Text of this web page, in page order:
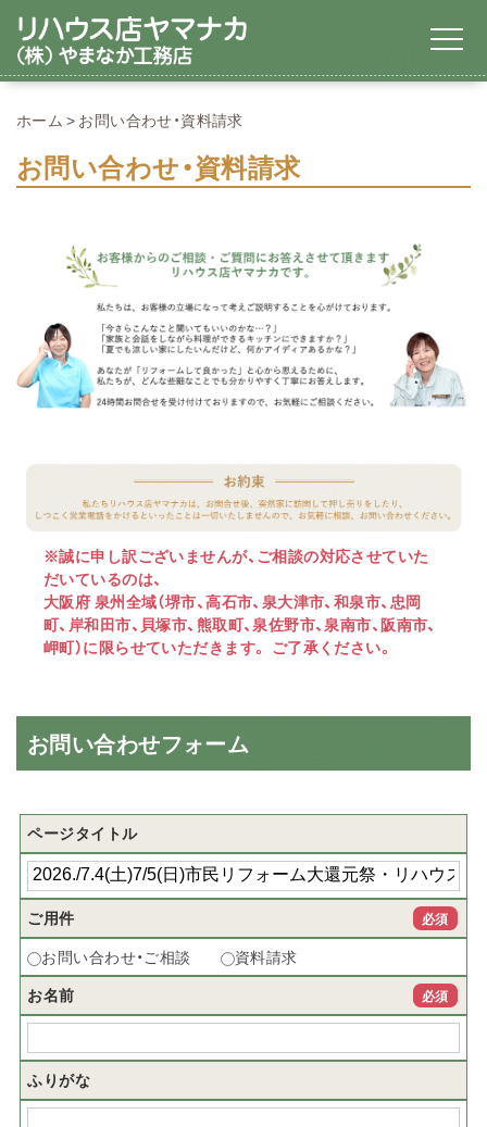
ホーム お問い合わせ・資料請求
お問い合わせ・資料請求
※誠に申し訳ございませんが、ご相談の対応させていた
だいているのは、
大阪府 泉州全域（堺市、高石市、泉大津市、和泉市、忠岡
町、岸和田市、貝塚市、熊取町、泉佐野市、泉南市、阪南市、
岬町）に限らせていただきます。 ご了承ください。
お問い合わせフォーム
ページタイトル
ご用件 必須
お問い合わせ・ご相談
資料請求
お名前
必須
ふりがな